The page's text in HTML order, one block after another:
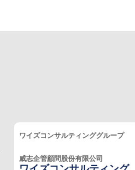
ワイズコンサルティンググループ
威志企管顧問股份有限公司